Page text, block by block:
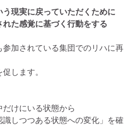
う現実に戻っていただくために
た感覚に基づく行動をする
加されている集団でのリハに再
します。
けにいる状態から
しつつある状態への変化」を確